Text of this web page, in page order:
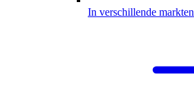
In verschillende markten